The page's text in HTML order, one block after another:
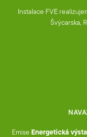
Instalace FVE
Švýcarska,
Emise Energetická